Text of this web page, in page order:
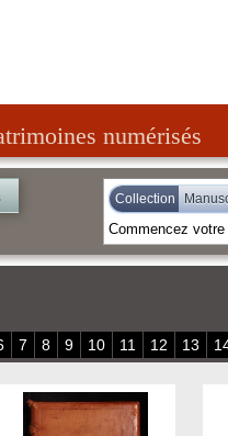
numérisés
Collection
7 8 9 10 11 12 13